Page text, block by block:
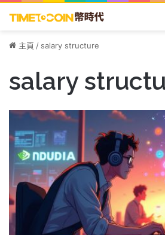
主頁 / salary structure
salary